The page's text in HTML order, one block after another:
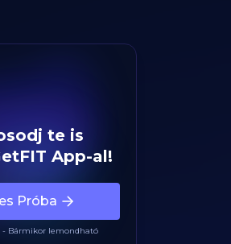
te is
App-al!
Próba
- Bármikor lemondható